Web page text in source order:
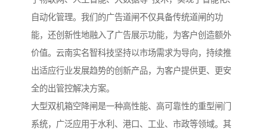
自动化管理。我们的广告道闸不仅具备传统道闸的功
能，还创新性地融入了广告展示功能，为客户创造额外
价值。云南实名智科技坚持以市场需求为导向，持续推
出适应行业发展趋势的创新产品，为客户提供更、更安
全的出管控解决方案。
大型双机箱空降闸是一种高性能、高可靠性的重型闸门
系统，广泛应用于水利、港口、工业、市政等领域。其